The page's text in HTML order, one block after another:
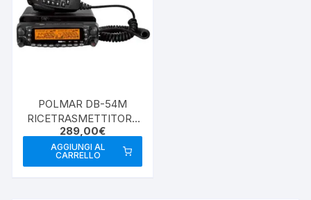
POLMAR DB-54M
RICETRASMETTITORE
BIBANDA V/UHF 50W
289,00€
AGGIUNGI AL
CARRELLO